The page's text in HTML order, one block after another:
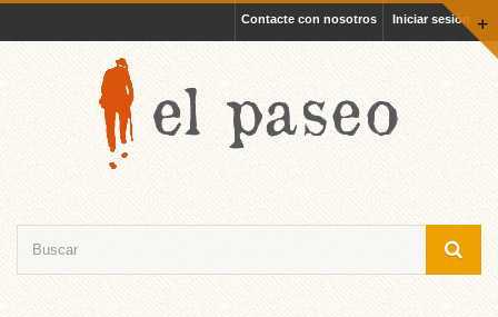
+
Iniciar sesión
Contacte con nosotros